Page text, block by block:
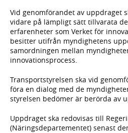
Vid genomförandet av uppdraget
vidare på lämpligt sätt tillvarata
erfarenheter som Verket för
besitter utifrån myndighetens
samordningen mellan
innovationsprocess.
Transportstyrelsen ska vid
föra en dialog med de
styrelsen bedömer är berörda av
Uppdraget ska redovisas till
(Näringsdepartementet) senast